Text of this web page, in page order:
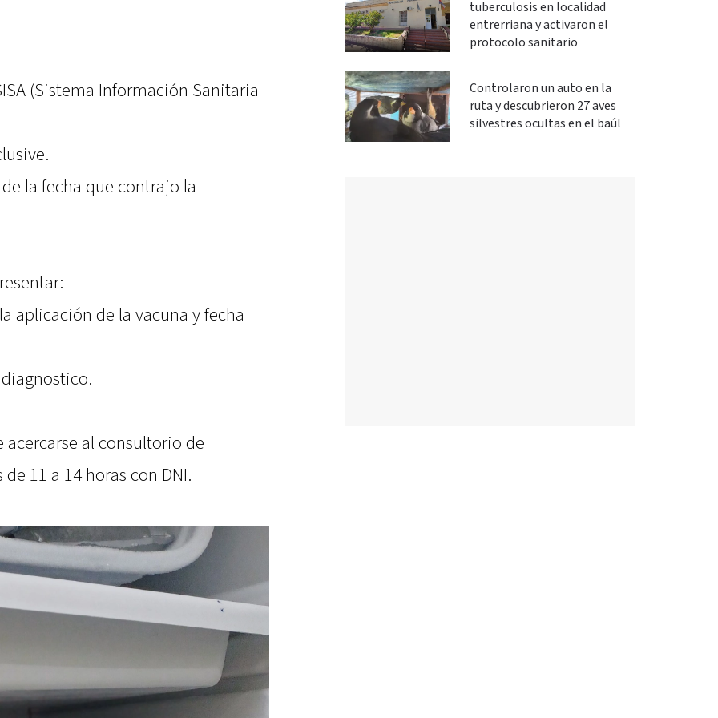
(Sistema Información Sanitaria
la fecha que contrajo la
aplicación de la vacuna y fecha
acercarse al consultorio de
11 a 14 horas con DNI.
tuberculosis en localidad
entrerriana y activaron el
protocolo sanitario
Controlaron un auto en la
ruta y descubrieron 27 aves
silvestres ocultas en el baúl